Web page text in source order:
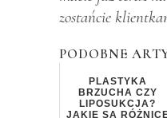
zostańcie
PODOBNE
PLASTYKA
BRZUCHA CZY
LIPOSUKCJA?
JAKIE SĄ